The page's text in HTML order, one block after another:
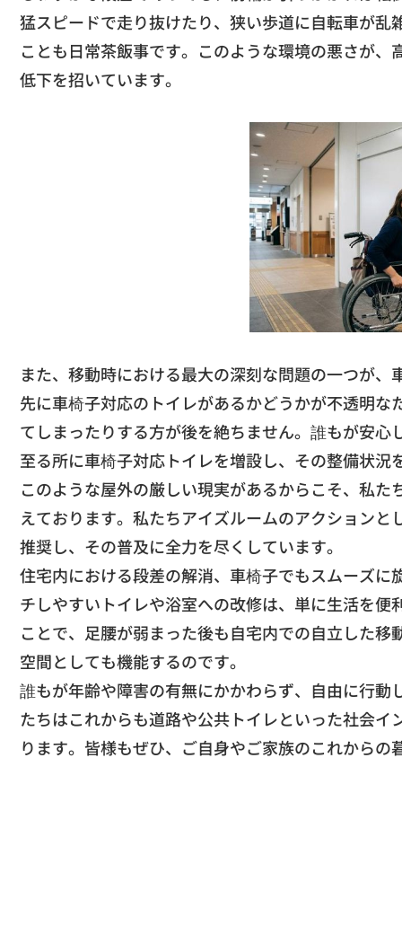
猛スピードで走り抜けたり、狭い歩道に自転車が乱
ことも日常茶飯事です。 このような環境の悪さが、
低下を招いています。
また、移動時における最大の深刻な問題の一つが、
先に車椅子対応のトイレがあるかどうかが不透明な
てしまったりする方が後を絶ちません。 誰もが安心
至る所に車椅子対応トイレを増設し、 その整備状況
​このような屋外の厳しい現実があるからこそ、 私た
えております。 私たちアイズルームのアクションと
推奨し、その普及に全力を尽くしています。
​住宅内における段差の解消、 車椅子でもスムーズに
チしやすいトイレや浴室への改修は、 単に生活を便
ことで、 足腰が弱まった後も自宅内での自立した移
空間としても機能するのです。
誰もが年齢や障害の有無にかかわらず、自由に行動
たちはこれからも道路や公共トイレといった社会イ
ります。 皆様もぜひ、ご自身やご家族のこれからの